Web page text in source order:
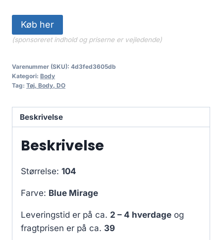
Køb her
(sponsoreret indhold og priserne er vejledende)
Varenummer (SKU): 4d3fed3605db
Kategori: Body
Tag: Tøj, Body, DO
Beskrivelse
Beskrivelse
Størrelse: 104
Farve: Blue Mirage
Leveringstid er på ca. 2 – 4 hverdage og
fragtprisen er på ca. 39